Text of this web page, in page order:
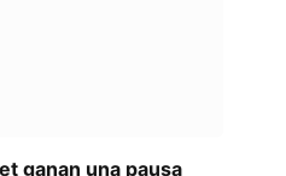
ganan una pausa